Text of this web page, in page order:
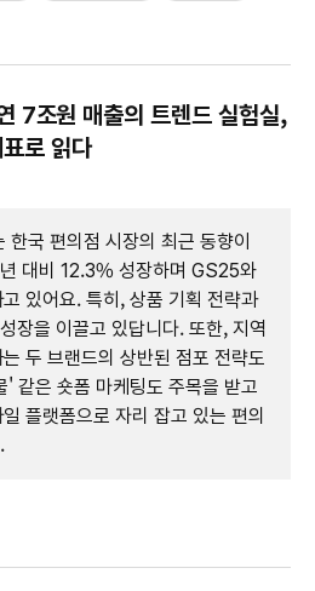
7조원 매출의 트렌드 실험실,
로 읽다
국 편의점 시장의 최근 동향이
대비 12.3% 성장하며 GS25와
있어요. 특히, 상품 기획 전략과
장을 이끌고 있답니다. 또한, 지역
두 브랜드의 상반된 점포 전략도
' 같은 숏폼 마케팅도 주목을 받고
플랫폼으로 자리 잡고 있는 편의